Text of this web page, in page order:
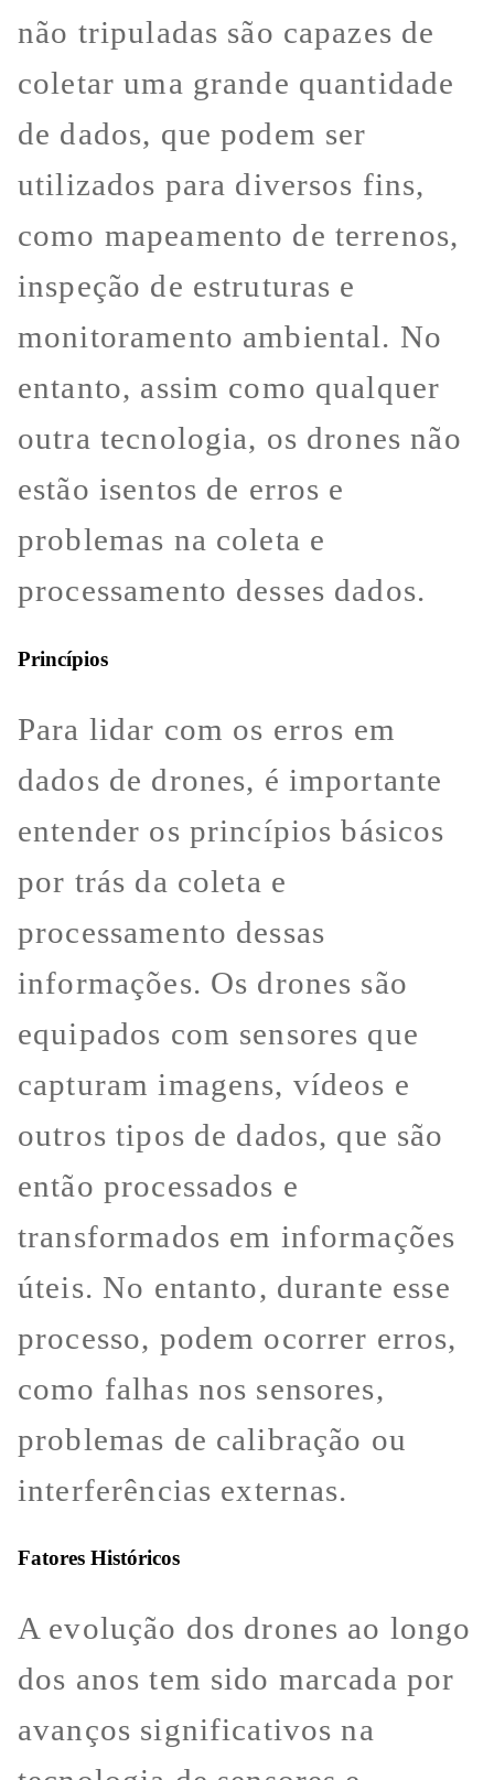
não tripuladas são capazes de
coletar uma grande quantidade
de dados, que podem ser
utilizados para diversos fins,
como mapeamento de terrenos,
inspeção de estruturas e
monitoramento ambiental. No
entanto, assim como qualquer
outra tecnologia, os drones não
estão isentos de erros e
problemas na coleta e
processamento desses dados.
Princípios
Para lidar com os erros em
dados de drones, é importante
entender os princípios básicos
por trás da coleta e
processamento dessas
informações. Os drones são
equipados com sensores que
capturam imagens, vídeos e
outros tipos de dados, que são
então processados e
transformados em informações
úteis. No entanto, durante esse
processo, podem ocorrer erros,
como falhas nos sensores,
problemas de calibração ou
interferências externas.
Fatores Históricos
A evolução dos drones ao longo
dos anos tem sido marcada por
avanços significativos na